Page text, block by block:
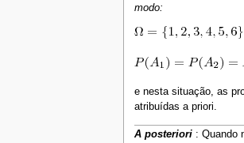
modo:
e nesta situação, as
atribuídas a priori.
A posteriori: Quando